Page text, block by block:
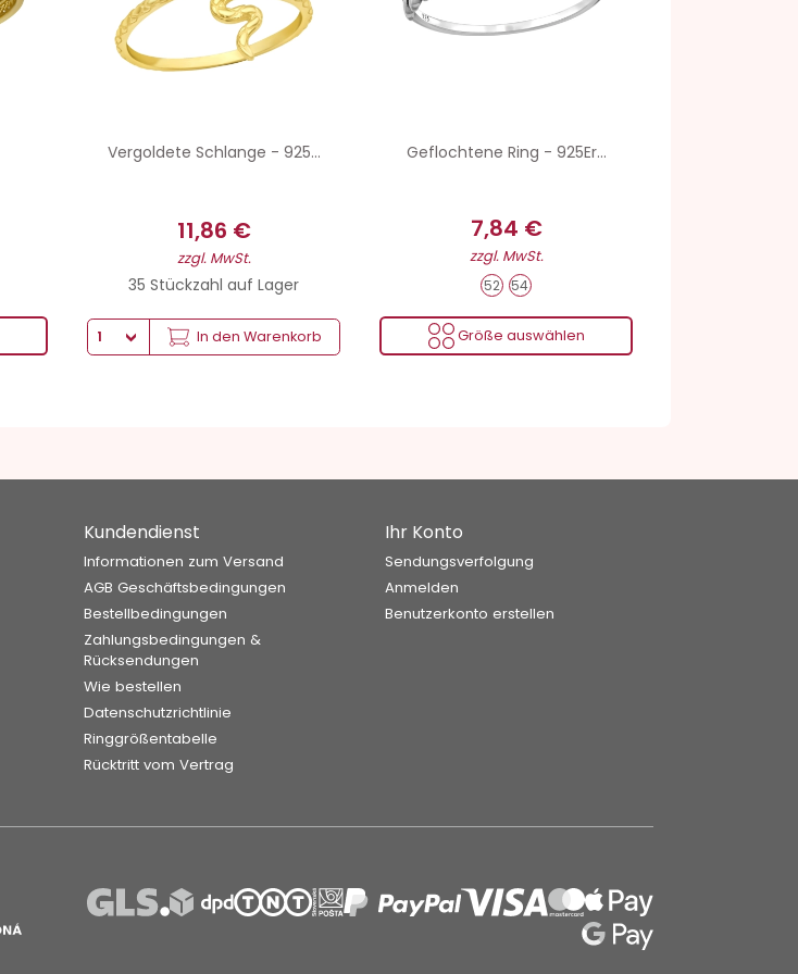
Vergoldete Schlange - 925...
11,86 €
zzgl. MwSt.
35 Stückzahl auf Lager
In den Warenkorb
Geflochtene Ring - 925Er...
7,84 €
zzgl. MwSt.
52 54
Größe auswählen
Kundendienst
Informationen zum Versand
AGB Geschäftsbedingungen
Bestellbedingungen
Zahlungsbedingungen &
Rücksendungen
Wie bestellen
Datenschutzrichtlinie
Ringgrößentabelle
Rücktritt vom Vertrag
Ihr Konto
Sendungsverfolgung
Anmelden
Benutzerkonto erstellen